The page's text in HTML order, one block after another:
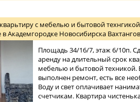
с мебелью и бытовой
Академгородке Новосибирска
Площадь 34/16/7, этаж 6/10п.
аренду на длительный срок
мебелью и бытовой техникой.
выполнен ремонт, есть все
Воду и свет оплачивает
счетчикам. Квартира